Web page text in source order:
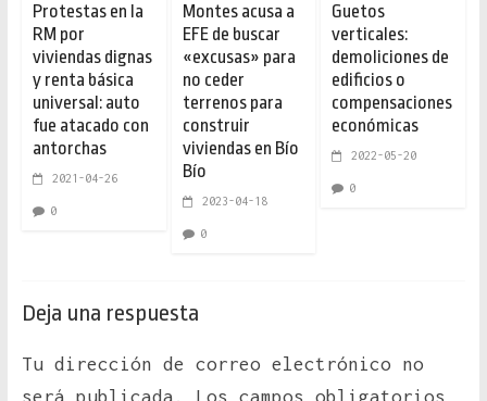
Protestas en la
RM por
viviendas dignas
y renta básica
universal: auto
fue atacado con
antorchas
2021-04-26
0
Montes acusa a
EFE de buscar
«excusas» para
no ceder
terrenos para
construir
viviendas en Bío
Bío
2023-04-18
0
Guetos
verticales:
demoliciones de
edificios o
compensaciones
económicas
2022-05-20
0
Deja una respuesta
Tu dirección de correo electrónico no